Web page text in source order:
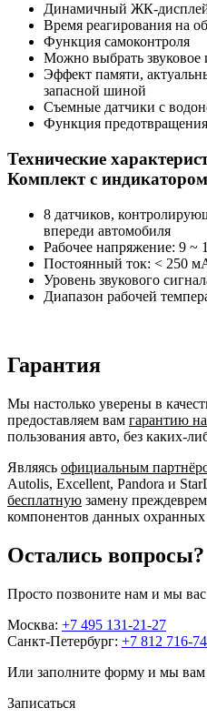
Динамичный ЖК-дисплей
Время реагирования на
Функция самоконтроля
Можно выбрать звуковое
Эффект памяти,
запасной шиной
Съемные датчики с
Функция
Технические
Комплект с
8 датчиков,
впереди автомобиля
Рабочее напряжение: 9 ~
Постоянный ток: < 250
Уровень звукового
Диапазон рабочей
Гарантия
Мы настолько уверены в
предоставляем вам гарантию
пользования авто, без каких-
Являясь официальным
Autolis, Excellent, Pandora и
бесплатную замену
компонентов данных охранных
Остались вопросы?
Просто позвоните нам и мы
Москва: +7 495 131-21-27
Санкт-Петербург: +7 812 716-
Или заполните форму и мы вам
Записаться